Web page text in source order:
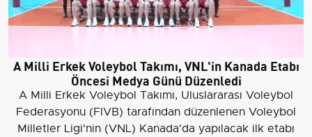
A Milli Erkek Voleybol Takımı, VNL'in Kanada Etabı
Öncesi Medya Günü Düzenledi
A Milli Erkek Voleybol Takımı, Uluslararası Voleybol
Federasyonu (FIVB) tarafından düzenlenen Voleybol
Milletler Ligi'nin (VNL) Kanada'da yapılacak ilk etabı